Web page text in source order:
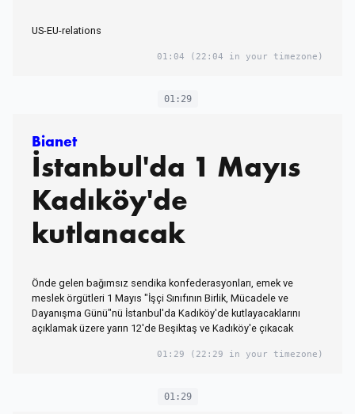
US-EU-relations
01:04 (22:04 in your timezone)
01:29
Bianet
İstanbul'da 1 Mayıs
Kadıköy'de
kutlanacak
Önde gelen bağımsız sendika konfederasyonları, emek ve
meslek örgütleri 1 Mayıs "İşçi Sınıfının Birlik, Mücadele ve
Dayanışma Günü"nü İstanbul'da Kadıköy'de kutlayacaklarını
açıklamak üzere yarın 12'de Beşiktaş ve Kadıköy'e çıkacak
01:29 (22:29 in your timezone)
01:29